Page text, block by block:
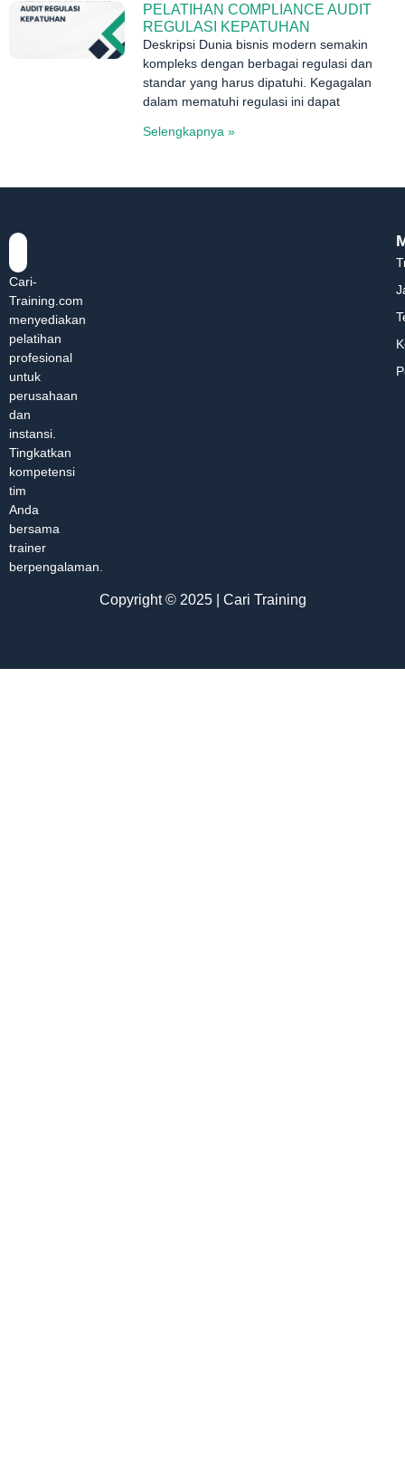
PELATIHAN COMPLIANCE AUDIT
REGULASI KEPATUHAN
Deskripsi Dunia bisnis modern semakin
kompleks dengan berbagai regulasi dan
standar yang harus dipatuhi. Kegagalan
dalam mematuhi regulasi ini dapat
Selengkapnya »
Cari-
Training.com
menyediakan
pelatihan
profesional
untuk
perusahaan
dan
instansi.
Tingkatkan
kompetensi
tim
Anda
bersama
trainer
berpengalaman.
Copyright © 2025 | Cari Training